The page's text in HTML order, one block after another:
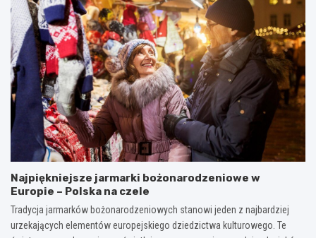
Najpiękniejsze jarmarki bożonarodzeniowe w
Europie – Polska na czele
Tradycja jarmarków bożonarodzeniowych stanowi jeden z najbardziej
urzekających elementów europejskiego dziedzictwa kulturowego. Te